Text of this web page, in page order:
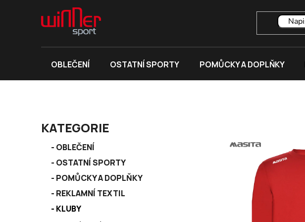
OBLEČENÍ OSTATNÍ SPORTY POMŮCKY A DOPLŇKY
P
o
KATEGORIE
Přeskočit
OBLEČENÍ
OSTATNÍ SPORTY
POMŮCKY A DOPLŇKY
REKLAMNÍ TEXTIL
KLUBY